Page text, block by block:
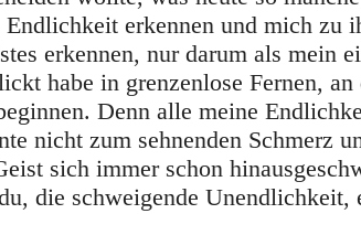
erkennen und mich zu
erkennen, nur darum als mein
habe in grenzenlose Fernen,
Denn alle meine
nicht zum sehnenden Schmerz
sich immer schon
die schweigende Unendlichkeit,